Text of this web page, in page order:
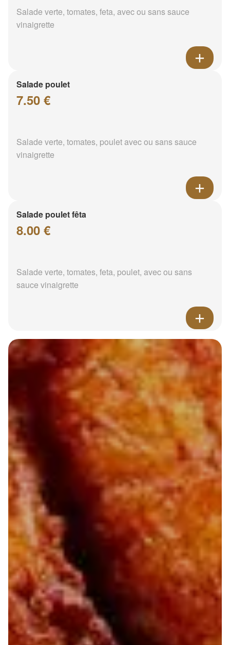
Salade verte, tomates, feta, avec ou sans sauce
vinaigrette
Salade poulet
7.50 €
Salade verte, tomates, poulet avec ou sans sauce
vinaigrette
Salade poulet fêta
8.00 €
Salade verte, tomates, feta, poulet, avec ou sans
sauce vinaigrette